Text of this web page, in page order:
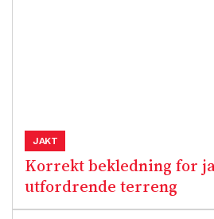
Korrekt bekledning for
utfordrende terreng
JAKT